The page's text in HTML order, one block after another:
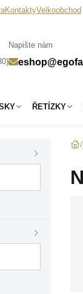
KontaktyVelkoobchod
Napište nám
ŘETÍZKY